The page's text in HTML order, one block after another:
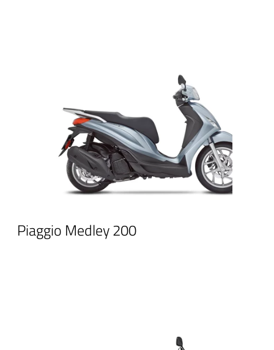
Piaggio Medley 200